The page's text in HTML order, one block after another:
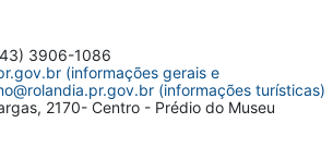
3906-1086
(informações gerais e
(informações turísticas)
2170- Centro - Prédio do Museu